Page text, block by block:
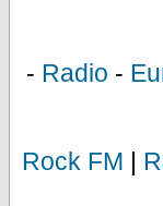
- Radio -
Rock FM |